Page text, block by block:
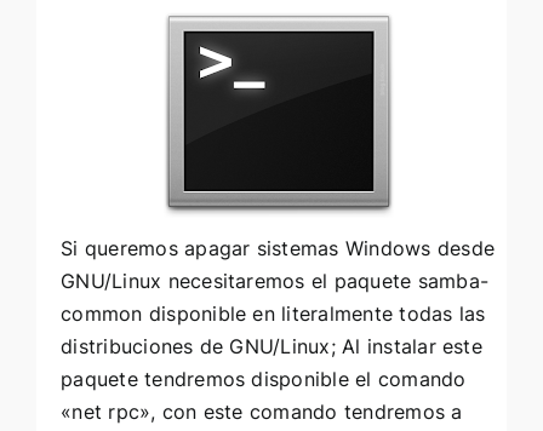
Si queremos apagar sistemas Windows desde
GNU/Linux necesitaremos el paquete samba-
common disponible en literalmente todas las
distribuciones de GNU/Linux; Al instalar este
paquete tendremos disponible el comando
«net rpc», con este comando tendremos a